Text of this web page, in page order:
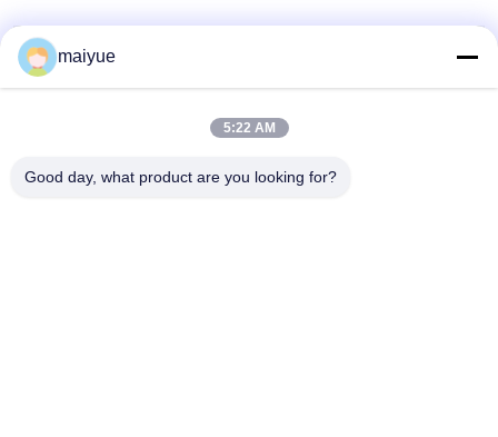
2019 ワイヤレス カー 充電ホルダー エアベント ワイヤレス 充電 カー 携帯電話
maiyue
5:22 AM
Good day, what product are you looking for?